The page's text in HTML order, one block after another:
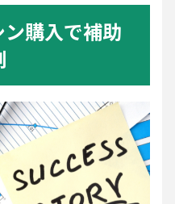
購入で補助